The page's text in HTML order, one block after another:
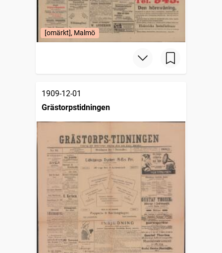
[omärkt], Malmö
1909-12-01
Grästorpstidningen